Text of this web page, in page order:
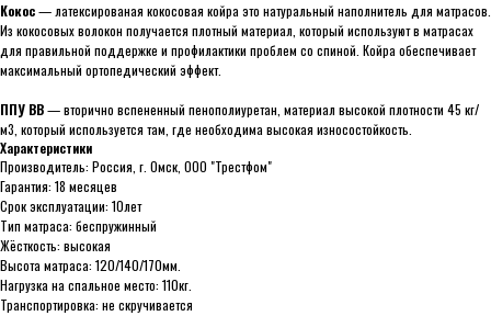
Кокос— латексированая кокосовая койра это натуральный наполнитель для матрасов.
Из кокосовых волокон получается плотный материал, который используют в матрасах
для правильной поддержке и профилактики проблем со спиной. Койра обеспечивает
максимальный ортопедический эффект.
ППУ ВВ— вторично вспененный пенополиуретан, материал высокой плотности 45 кг/
м3, который используется там, где необходима высокая износостойкость.
Характеристики
Производитель: Россия, г. Омск, ООО "Трестфом"
Гарантия: 18 месяцев
Срок эксплуатации: 10лет
Тип матраса: беспружинный
Жёсткость: высокая
Высота матраса: 120/140/170мм.
Нагрузка на спальное место: 110кг.
Транспортировка: не скручивается